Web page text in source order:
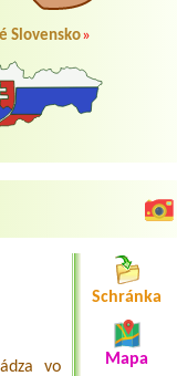
Slovensko»
vo
Schránka
Mapa